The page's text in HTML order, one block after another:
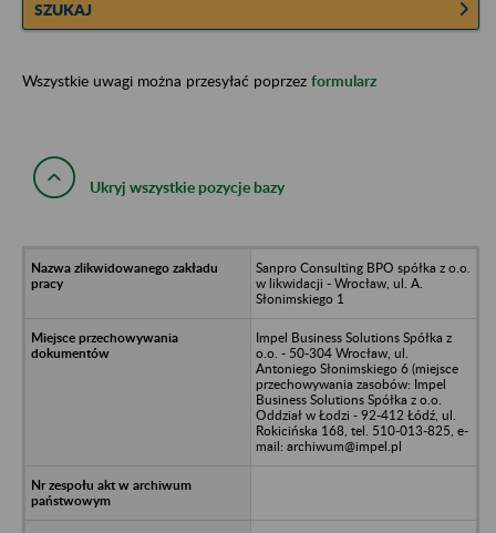
SZUKAJ
Wszystkie uwagi można przesyłać poprzez formularz
Ukryj wszystkie pozycje bazy
Sanpro Consulting BPO spółka z o.o.
w likwidacji - Wrocław, ul. A.
Słonimskiego 1
Impel Business Solutions Spółka z
o.o. - 50-304 Wrocław, ul.
Antoniego Słonimskiego 6 (miejsce
przechowywania zasobów: Impel
Business Solutions Spółka z o.o.
Oddział w Łodzi - 92-412 Łódź, ul.
Rokicińska 168, tel. 510-013-825, e-
mail: archiwum@impel.pl